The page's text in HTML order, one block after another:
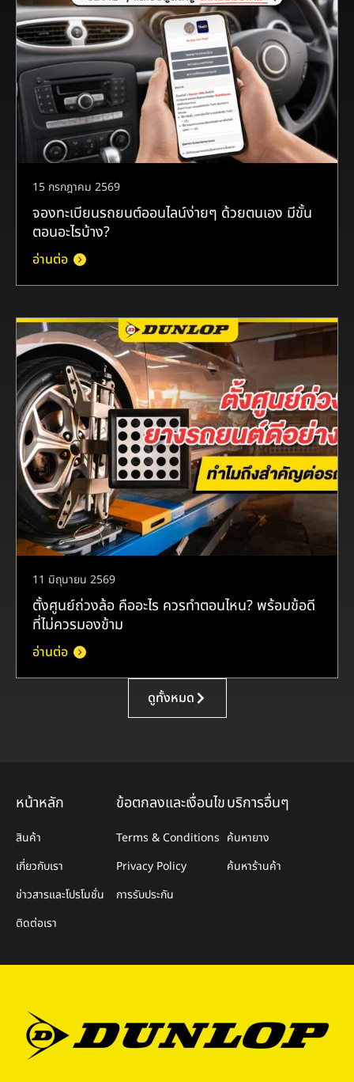
15 กรกฎาคม 2569
จองทะเบียนรถยนต์ออนไลน์ง่ายๆ ด้วยตนเอง มีขั้น
ตอนอะไรบ้าง?
อ่านต่อ
11 มิถุนายน 2569
ตั้งศูนย์ถ่วงล้อ คืออะไร ควรทำตอนไหน? พร้อมข้อดี
ที่ไม่ควรมองข้าม
อ่านต่อ
ดูทั้งหมด
หน้าหลัก
สินค้า
เกี่ยวกับเรา
ข่าวสารและโปรโมชั่น
ติดต่อเรา
ข้อตกลงและเงื่อนไข
Terms & Conditions
Privacy Policy
การรับประกัน
บริการอื่นๆ
ค้นหายาง
ค้นหาร้านค้า